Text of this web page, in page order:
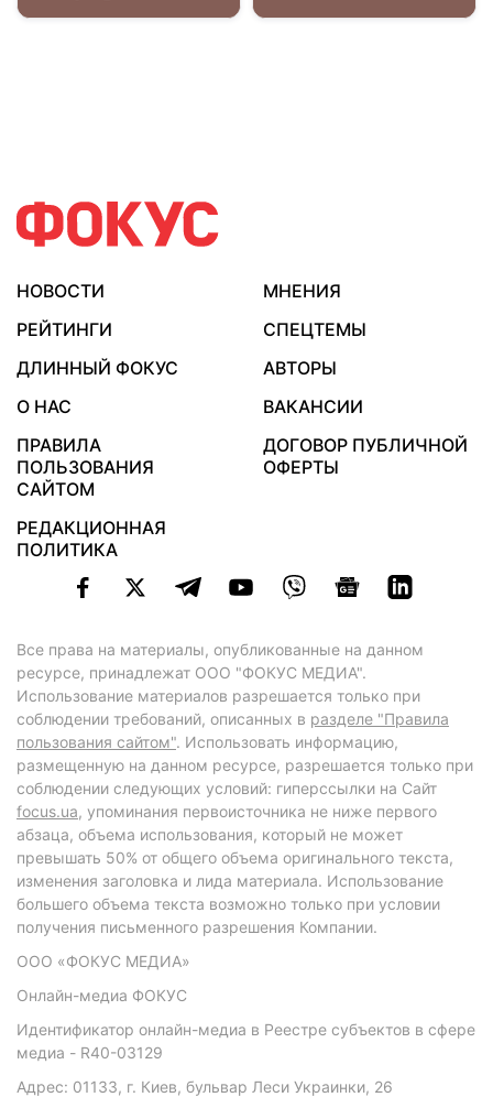
НОВОСТИ
МНЕНИЯ
РЕЙТИНГИ
СПЕЦТЕМЫ
ДЛИННЫЙ ФОКУС
АВТОРЫ
О НАС
ВАКАНСИИ
ПРАВИЛА
ПОЛЬЗОВАНИЯ
САЙТОМ
ДОГОВОР ПУБЛИЧНОЙ
ОФЕРТЫ
РЕДАКЦИОННАЯ
ПОЛИТИКА
Все права на материалы, опубликованные на данном
ресурсе, принадлежат ООО "ФОКУС МЕДИА".
Использование материалов разрешается только при
соблюдении требований, описанных в разделе "Правила
пользования сайтом". Использовать информацию,
размещенную на данном ресурсе, разрешается только при
соблюдении следующих условий: гиперссылки на Сайт
focus.ua, упоминания первоисточника не ниже первого
абзаца, объема использования, который не может
превышать 50% от общего объема оригинального текста,
изменения заголовка и лида материала. Использование
большего объема текста возможно только при условии
получения письменного разрешения Компании.
ООО «ФОКУС МЕДИА»
Онлайн-медиа ФОКУС
Идентификатор онлайн-медиа в Реестре субъектов в сфере
медиа - R40-03129
Адрес: 01133, г. Киев, бульвар Леси Украинки, 26